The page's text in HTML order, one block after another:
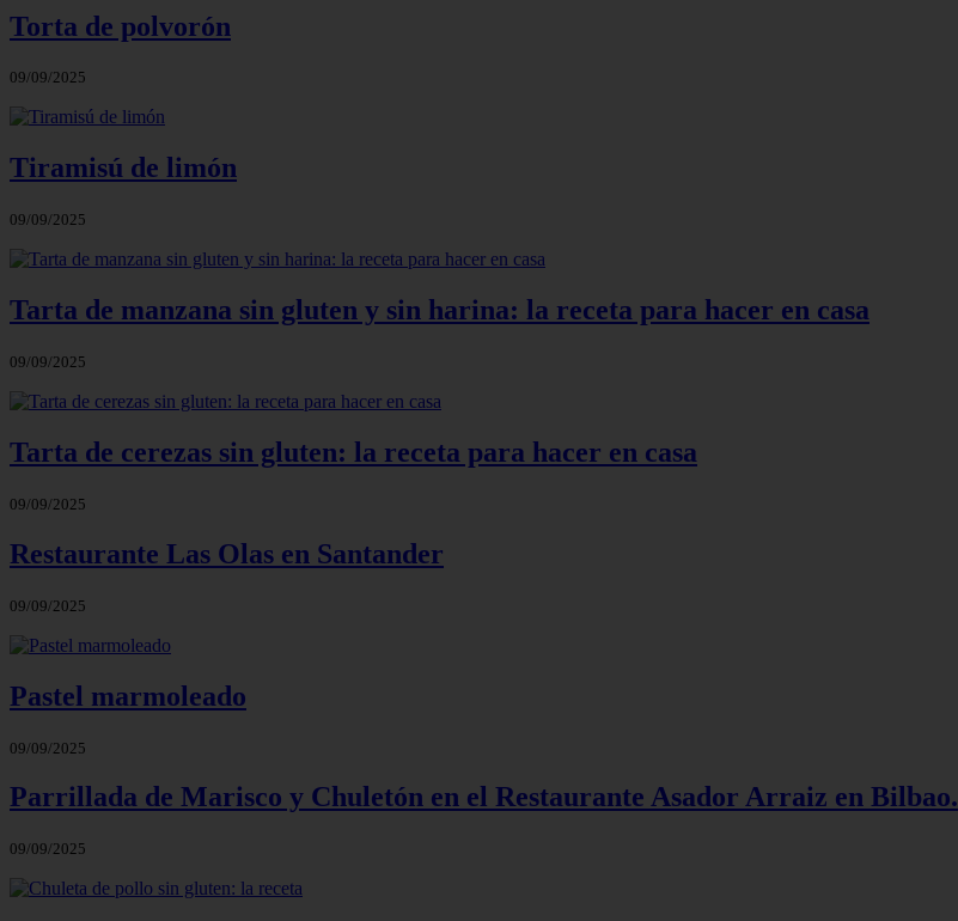
Torta de polvorón
09/09/2025
Tiramisú de limón
09/09/2025
Tarta de manzana sin gluten y sin harina: la receta para hacer en casa
09/09/2025
Tarta de cerezas sin gluten: la receta para hacer en casa
09/09/2025
Restaurante Las Olas en Santander
09/09/2025
Pastel marmoleado
09/09/2025
Parrillada de Marisco y Chuletón en el Restaurante Asador Arraiz en Bilbao.
09/09/2025